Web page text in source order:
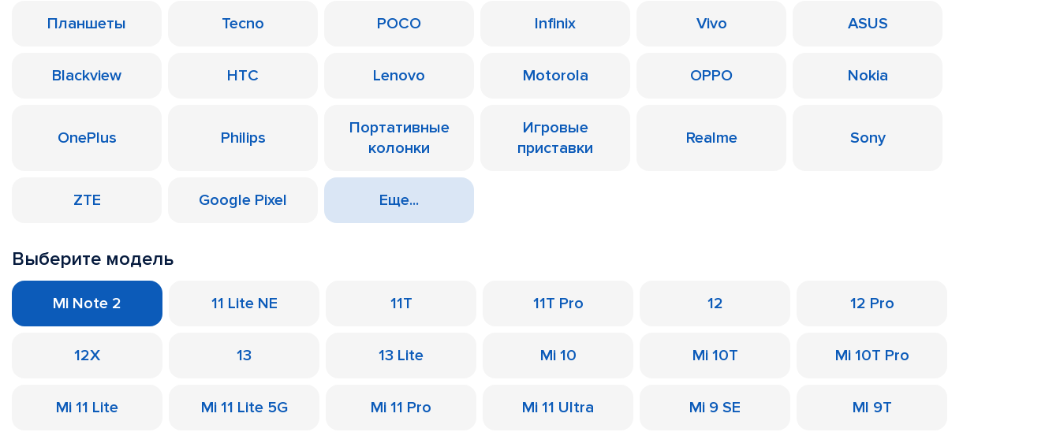
Планшеты Tecno POCO Infinix Vivo ASUS
Blackview HTC Lenovo Motorola OPPO Nokia
OnePlus Philips
Портативные
колонки
Игровые
приставки
Realme Sony
ZTE Google Pixel Еще...
Выберите модель
Mi Note 2 11 Lite NE 11T 11T Pro 12 12 Pro
12X 13 13 Lite Mi 10 Mi 10T Mi 10T Pro
Mi 11 Lite Mi 11 Lite 5G Mi 11 Pro Mi 11 Ultra Mi 9 SE MI 9T